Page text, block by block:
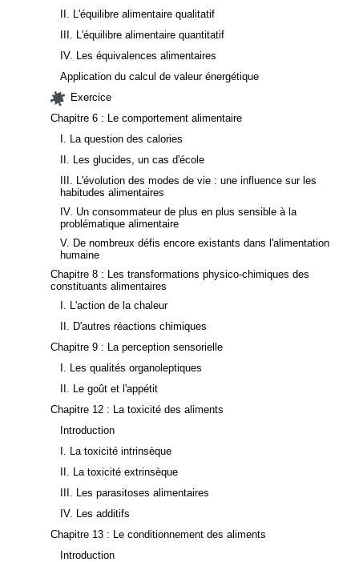
II. L'équilibre alimentaire qualitatif
III. L'équilibre alimentaire quantitatif
IV. Les équivalences alimentaires
Application du calcul de valeur énergétique
Exercice
Chapitre 6 : Le comportement alimentaire
I. La question des calories
II. Les glucides, un cas d'école
III. L'évolution des modes de vie : une influence sur les
habitudes alimentaires
IV. Un consommateur de plus en plus sensible à la
problématique alimentaire
V. De nombreux défis encore existants dans l'alimentation
humaine
Chapitre 8 : Les transformations physico-chimiques des
constituants alimentaires
I. L'action de la chaleur
II. D'autres réactions chimiques
Chapitre 9 : La perception sensorielle
I. Les qualités organoleptiques
II. Le goût et l'appétit
Chapitre 12 : La toxicité des aliments
Introduction
I. La toxicité intrinsèque
II. La toxicité extrinsèque
III. Les parasitoses alimentaires
IV. Les additifs
Chapitre 13 : Le conditionnement des aliments
Introduction